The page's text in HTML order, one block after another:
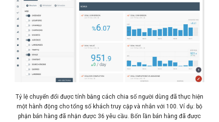
Tỷ lệ chuyển đổi được tính bằng cách chia số người dùng đã thực hiện
một hành động cho tổng số khách truy cập và nhân với 100. Ví dụ: bộ
phận bán hàng đã nhận được 36 yêu cầu. Bốn lần bán hàng đã được